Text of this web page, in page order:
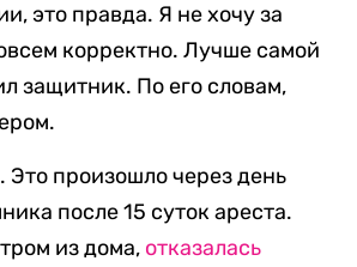
это правда. Я не хочу за
корректно. Лучше самой
защитник. По его словам,
Это произошло через день
после 15 суток ареста.
из дома, отказалась